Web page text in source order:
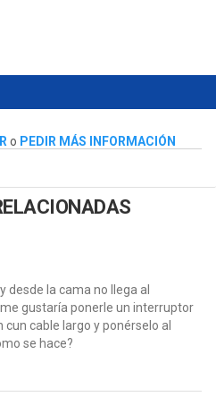
o PEDIR MÁS INFORMACIÓN
la cama no llega al
gustaría ponerle un interruptor
cable largo y ponérselo al
se hace?